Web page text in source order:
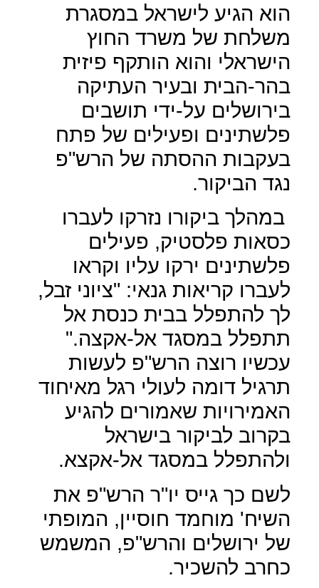
הוא הגיע לישראל במסגרת
משלחת של משרד החוץ
הישראלי והוא הותקף פיזית
בהר-הבית ובעיר העתיקה
בירושלים על-ידי תושבים
פלשתינים ופעילים של פתח
בעקבות ההסתה של הרש"פ
נגד הביקור.
במהלך ביקורו נזרקו לעברו
כסאות פלסטיק, פעילים
פלשתינים ירקו עליו וקראו
לעברו קריאות גנאי: "ציוני זבל,
לך להתפלל בבית כנסת אל
תתפלל במסגד אל-אקצה".
עכשיו רוצה הרש"פ לעשות
תרגיל דומה לעולי רגל מאיחוד
האמירויות שאמורים להגיע
בקרוב לביקור בישראל
ולהתפלל במסגד אל-אקצא.
לשם כך גייס יו"ר הרש"פ את
השיח' מוחמד חוסיין, המופתי
של ירושלים והרש"פ, המשמש
כחרב להשכיר.